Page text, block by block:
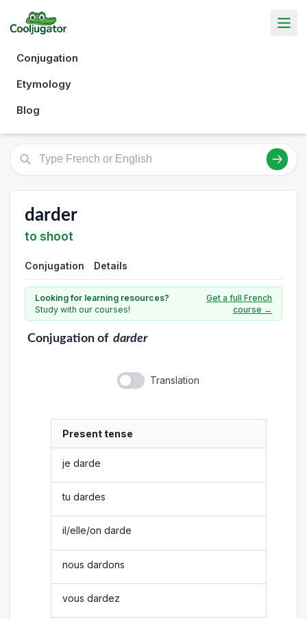
Conjugation
Etymology
Blog
darder
to shoot
Conjugation Details
Looking for learning resources?
Study with our courses!
Get a full French
course →
Conjugationof darder
Translation
Present tense
je darde
tu dardes
il/elle/on darde
nous dardons
vous dardez